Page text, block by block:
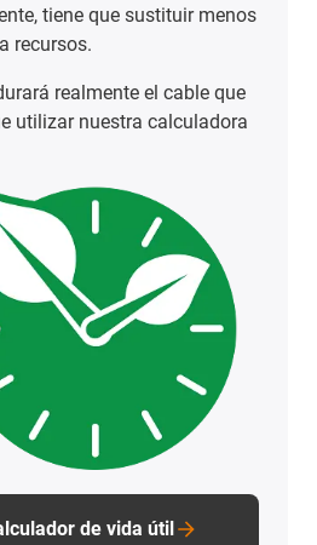
tiene que sustituir menos
recursos.
realmente el cable que
utilizar nuestra calculadora
de vida útil